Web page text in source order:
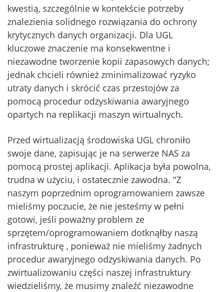
kwestią, szczególnie w kontekście potrzeby
znalezienia solidnego rozwiązania do ochrony
krytycznych danych organizacji. Dla UGL
kluczowe znaczenie ma konsekwentne i
niezawodne tworzenie kopii zapasowych danych;
jednak chcieli również zminimalizować ryzyko
utraty danych i skrócić czas przestojów za
pomocą procedur odzyskiwania awaryjnego
opartych na replikacji maszyn wirtualnych.
Przed wirtualizacją środowiska UGL chroniło
swoje dane, zapisując je na serwerze NAS za
pomocą prostej aplikacji. Aplikacja była powolna,
trudna w użyciu, i ostatecznie zawodna. "Z
naszym poprzednim oprogramowaniem zawsze
mieliśmy poczucie, że nie jesteśmy w pełni
gotowi, jeśli poważny problem ze
sprzętem/oprogramowaniem dotknąłby naszą
infrastrukturę , ponieważ nie mieliśmy żadnych
procedur awaryjnego odzyskiwania danych. Po
zwirtualizowaniu części naszej infrastruktury
wiedzieliśmy, że musimy znaleźć niezawodne